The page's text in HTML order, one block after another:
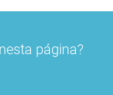
página?